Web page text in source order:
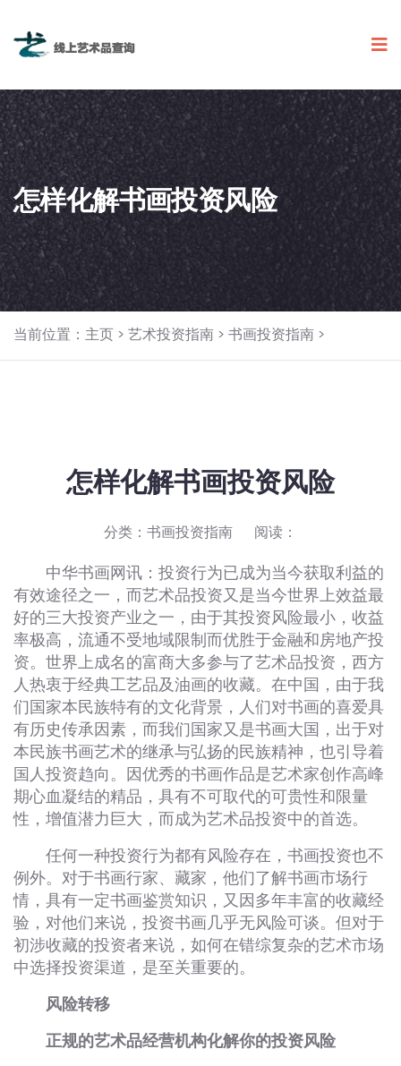
怎样化解书画投资风险
当前位置： 主页 > 艺术投资指南 > 书画投资指南 >
怎样化解书画投资风险
分类： 书画投资指南 阅读：
中华书画网讯：投资行为已成为当今获取利益的
有效途径之一，而艺术品投资又是当今世界上效益最
好的三大投资产业之一，由于其投资风险最小，收益
率极高，流通不受地域限制而优胜于金融和房地产投
资。世界上成名的富商大多参与了艺术品投资，西方
人热衷于经典工艺品及油画的收藏。在中国，由于我
们国家本民族特有的文化背景，人们对书画的喜爱具
有历史传承因素，而我们国家又是书画大国，出于对
本民族书画艺术的继承与弘扬的民族精神，也引导着
国人投资趋向。因优秀的书画作品是艺术家创作高峰
期心血凝结的精品，具有不可取代的可贵性和限量
性，增值潜力巨大，而成为艺术品投资中的首选。
任何一种投资行为都有风险存在，书画投资也不
例外。对于书画行家、藏家，他们了解书画市场行
情，具有一定书画鉴赏知识，又因多年丰富的收藏经
验，对他们来说，投资书画几乎无风险可谈。但对于
初涉收藏的投资者来说，如何在错综复杂的艺术市场
中选择投资渠道，是至关重要的。
风险转移
正规的艺术品经营机构化解你的投资风险